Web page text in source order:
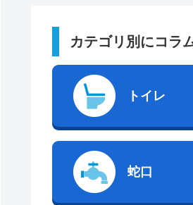
カテゴリ別にコラ
トイレ
蛇口